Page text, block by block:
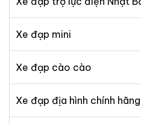
Xe đạp mini
Xe đạp cào cào
Xe đạp địa hình chính